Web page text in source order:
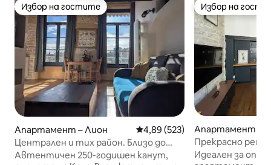
Избор на гостите
Избор на гостите
Апартамент – Лион Средна оценка: 4,89 от 5,
4,89 (523)
Централен и тих район. Близо до
магазини и метро
Автентичен 250-годишен канут,
Избор на
Избор на
Апартамент –
Прекрасно
всички
Идеален за